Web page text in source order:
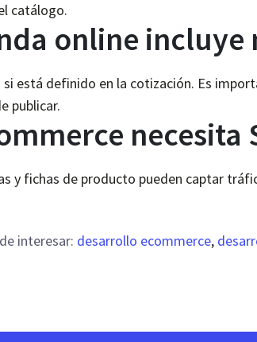
catálogo.
online incluye
si está definido en la cotización. Es
publicar.
necesita
y fichas de producto pueden captar
interesar: desarrollo ecommerce,